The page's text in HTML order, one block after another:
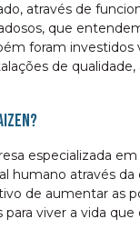
através de
que
foram investidos
de
especializada
humano através da
de aumentar as
para viver a vida que